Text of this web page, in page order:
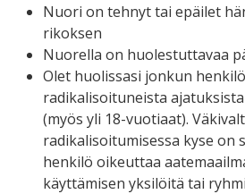
Nuori on tehnyt tai epäilet
rikoksen
Nuorella on huolestuttavaa
Olet huolissasi jonkun
radikalisoituneista
(myös yli 18-vuotiaat).
radikalisoitumisessa kyse on
henkilö oikeuttaa
käyttämisen yksilöitä tai